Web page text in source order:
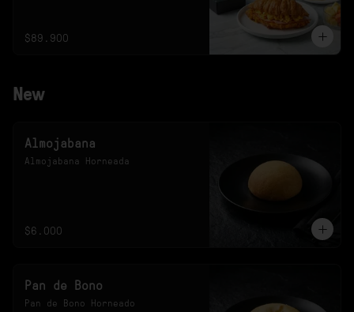
disponibilidad.
$89.900
New
Almojabana
Almojabana Horneada
$6.000
Pan de Bono
Pan de Bono Horneado